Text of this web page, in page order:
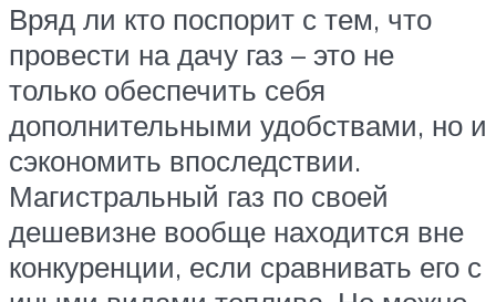
Вряд ли кто поспорит с тем, что
провести на дачу газ – это не
только обеспечить себя
дополнительными удобствами, но и
сэкономить впоследствии.
Магистральный газ по своей
дешевизне вообще находится вне
конкуренции, если сравнивать его с